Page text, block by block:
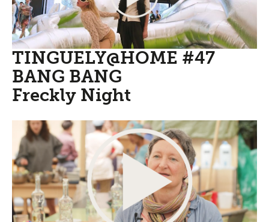
TINGUELY@HOME #47
BANG BANG
Freckly Night